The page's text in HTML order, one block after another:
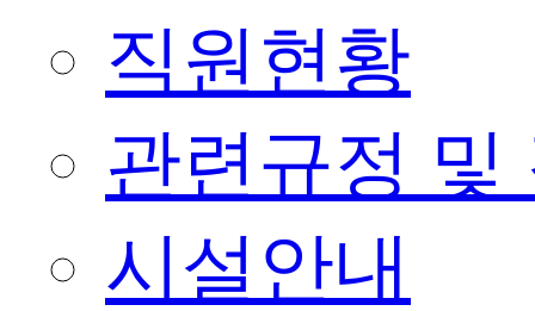
직원현황
관련규정 및
시설안내